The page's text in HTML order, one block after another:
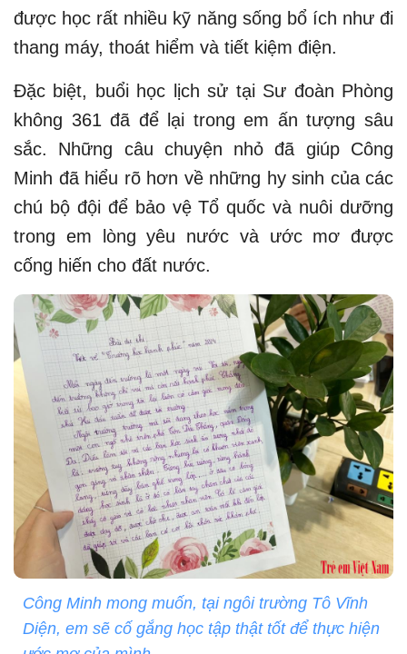
được học rất nhiều kỹ năng sống bổ ích như đi
thang máy, thoát hiểm và tiết kiệm điện.
Đặc biệt, buổi học lịch sử tại Sư đoàn Phòng
không 361 đã để lại trong em ấn tượng sâu
sắc. Những câu chuyện nhỏ đã giúp Công
Minh đã hiểu rõ hơn về những hy sinh của các
chú bộ đội để bảo vệ Tổ quốc và nuôi dưỡng
trong em lòng yêu nước và ước mơ được
cống hiến cho đất nước.
Công Minh mong muốn, tại ngôi trường Tô Vĩnh
Diện, em sẽ cố gắng học tập thật tốt để thực hiện